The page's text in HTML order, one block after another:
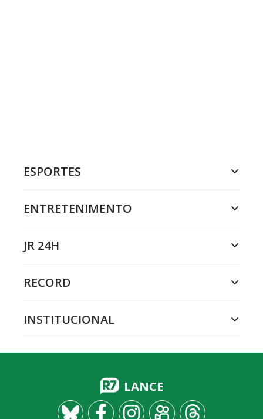
ESPORTES
ENTRETENIMENTO
JR 24H
RECORD
INSTITUCIONAL
LANCE